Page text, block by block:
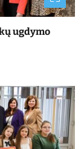
ugdymo